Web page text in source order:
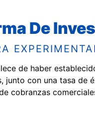
De
de haber
junto con una tasa de
cobranzas